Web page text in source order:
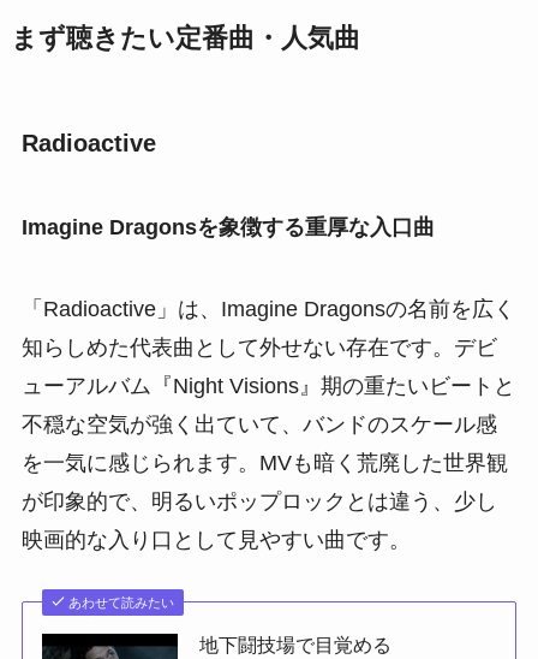
まず聴きたい定番曲・人気曲
Radioactive
Imagine Dragonsを象徴する重厚な入口曲
「Radioactive」は、Imagine Dragonsの名前を広く
知らしめた代表曲として外せない存在です。デビ
ューアルバム『Night Visions』期の重たいビートと
不穏な空気が強く出ていて、バンドのスケール感
を一気に感じられます。MVも暗く荒廃した世界観
が印象的で、明るいポップロックとは違う、少し
映画的な入り口として見やすい曲です。
あわせて読みたい
地下闘技場で目覚める